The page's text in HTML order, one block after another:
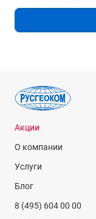
Точность
±0.5’’
Прочее
цена деления
Степень защиты от
IP57
Диапазон рабочей
от -20° до +50°С
Температура
Акции
О компании
Услуги
Блог
8 (495) 604 00 00